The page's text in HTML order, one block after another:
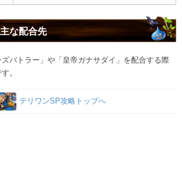
な配合先
バトラー」や「皇帝ガナサダイ」を配合する際
。
テリワンSP攻略トップへ